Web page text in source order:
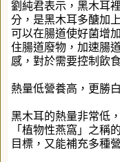
劉純君表示，黑木耳
分，是黑木耳多醣加
可以在腸道使好菌增
住腸道廢物，加速腸
感，對於需要控制飲
熱量低營養高，更勝
黑木耳的熱量非常低
「植物性燕窩」之稱
目標，又能補充多種